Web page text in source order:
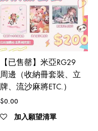
【已售罄】米亞RG29
周邊（收納冊套裝、立
牌、流沙麻將ETC.）
$0.00
加入願望清單